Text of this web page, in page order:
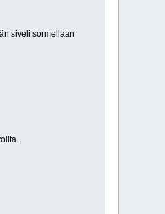
siveli sormellaan